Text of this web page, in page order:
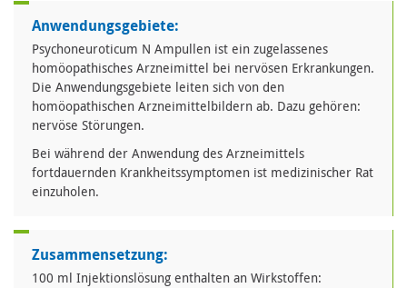
Anwendungsgebiete:
Psychoneuroticum N Ampullen ist ein zugelassenes
homöopathisches Arzneimittel bei nervösen Erkrankungen.
Die Anwendungsgebiete leiten sich von den
homöopathischen Arzneimittelbildern ab. Dazu gehören:
nervöse Störungen.
Bei während der Anwendung des Arzneimittels
fortdauernden Krankheitssymptomen ist medizinischer Rat
einzuholen.
Zusammensetzung:
100 ml Injektionslösung enthalten an Wirkstoffen: